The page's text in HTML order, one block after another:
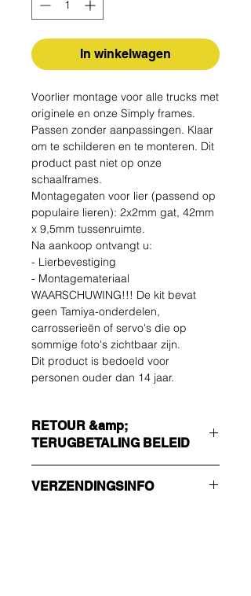
In winkelwagen
Voorlier montage voor alle trucks met
originele en onze Simply frames.
Passen zonder aanpassingen. Klaar
om te schilderen en te monteren. Dit
product past niet op onze
schaalframes.
Montagegaten voor lier (passend op
populaire lieren): 2x2mm gat, 42mm
x 9,5mm tussenruimte.
Na aankoop ontvangt u:
- Lierbevestiging
- Montagemateriaal
WAARSCHUWING!!! De kit bevat
geen Tamiya-onderdelen,
carrosserieën of servo's die op
sommige foto's zichtbaar zijn.
Dit product is bedoeld voor
personen ouder dan 14 jaar.
RETOUR &amp;
TERUGBETALING BELEID
terugzending. U kunt uw ongebruikte
VERZENDINGSINFO